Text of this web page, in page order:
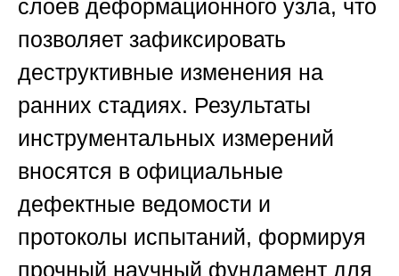
слоев деформационного узла, что
позволяет зафиксировать
деструктивные изменения на
ранних стадиях. Результаты
инструментальных измерений
вносятся в официальные
дефектные ведомости и
протоколы испытаний, формируя
прочный научный фундамент для